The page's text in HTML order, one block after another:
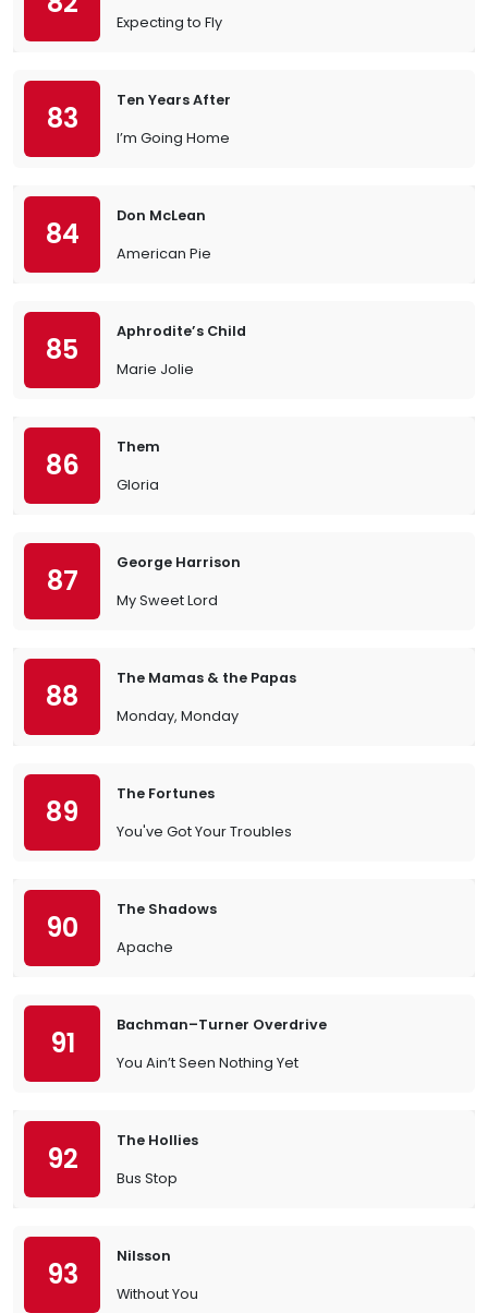
Expecting to Fly
83
Ten Years After
I’m Going Home
84
Don McLean
American Pie
85
Aphrodite’s Child
Marie Jolie
86
Them
Gloria
87
George Harrison
My Sweet Lord
88
The Mamas & the Papas
Monday, Monday
89
The Fortunes
You've Got Your Troubles
90
The Shadows
Apache
91
Bachman–Turner Overdrive
You Ain’t Seen Nothing Yet
92
The Hollies
Bus Stop
93
Nilsson
Without You